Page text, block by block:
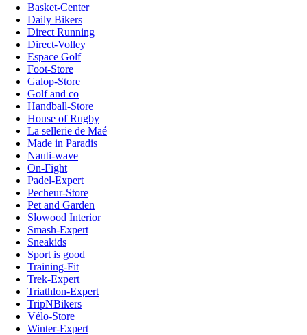
Basket-Center
Daily Bikers
Direct Running
Direct-Volley
Espace Golf
Foot-Store
Galop-Store
Golf and co
Handball-Store
House of Rugby
La sellerie de Maé
Made in Paradis
Nauti-wave
On-Fight
Padel-Expert
Pecheur-Store
Pet and Garden
Slowood Interior
Smash-Expert
Sneakids
Sport is good
Training-Fit
Trek-Expert
Triathlon-Expert
TripNBikers
Vélo-Store
Winter-Expert